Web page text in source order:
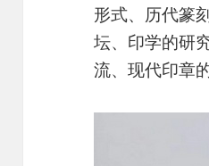
形式、历代篆
坛、印学的研
流、现代印章